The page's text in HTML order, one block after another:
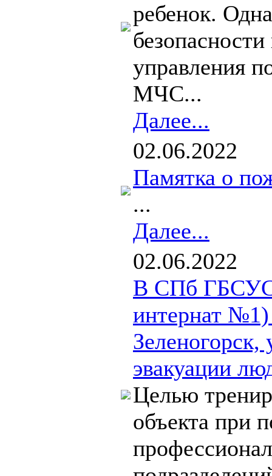
ребенок.
управления
МЧС...
Далее...
02.06.2022
Памятка о
...
Далее...
02.06.2022
В СПб
интернат №1)
эвакуации
Целью
объекта при